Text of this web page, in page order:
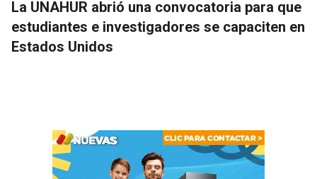
La UNAHUR abrió una convocatoria para que
estudiantes e investigadores se capaciten en
Estados Unidos